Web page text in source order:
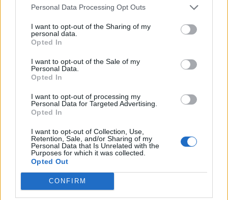
Personal Data Processing Opt Outs
I want to opt-out of the Sharing of my
personal data.
Opted In
I want to opt-out of the Sale of my
Personal Data.
Opted In
I want to opt-out of processing my
Personal Data for Targeted Advertising.
Opted In
I want to opt-out of Collection, Use,
Retention, Sale, and/or Sharing of my
Personal Data that Is Unrelated with the
Purposes for which it was collected.
Opted Out
CONFIRM
Χρηματιστήριο Αθηνών: Εβδομαδιαία άνοδος
08/08/2026 - 12:36 ΟΙΚΟΝΟΜΙΑ
Ελλάδα στη μεγάλη τεχνολογική μετάβαση
08/08/2026 - 10:54
Διευρύνεται η πρωτοβουλία για τις τιμές στο ράφι
με 916 προϊόντα